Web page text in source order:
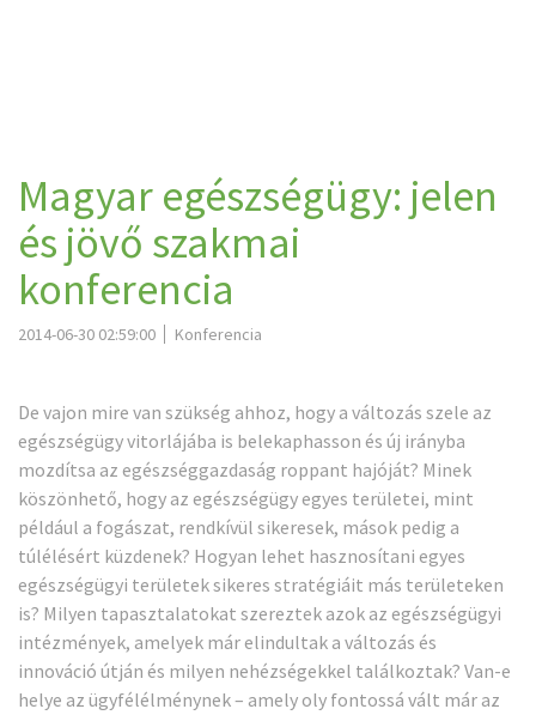
Magyar egészségügy: jelen
és jövő szakmai
konferencia
2014-06-30 02:59:00 Konferencia
De vajon mire van szükség ahhoz, hogy a változás szele az
egészségügy vitorlájába is belekaphasson és új irányba
mozdítsa az egészséggazdaság roppant hajóját? Minek
köszönhető, hogy az egészségügy egyes területei, mint
például a fogászat, rendkívül sikeresek, mások pedig a
túlélésért küzdenek? Hogyan lehet hasznosítani egyes
egészségügyi területek sikeres stratégiáit más területeken
is? Milyen tapasztalatokat szereztek azok az egészségügyi
intézmények, amelyek már elindultak a változás és
innováció útján és milyen nehézségekkel találkoztak? Van-e
helye az ügyfélélménynek – amely oly fontossá vált már az